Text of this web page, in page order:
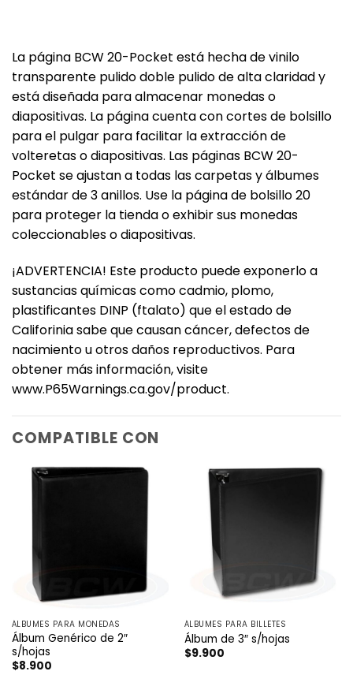
‎La página BCW 20-Pocket está hecha de ‎‎vinilo
transparente pulido doble pulido‎‎ de alta claridad y
está diseñada para almacenar monedas o
diapositivas. La página cuenta con cortes de bolsillo
para el pulgar para facilitar la extracción de
volteretas o diapositivas. Las páginas BCW 20-
Pocket se ajustan a todas ‎ ‎las carpetas y álbumes
estándar de 3 anillos‎‎. Use la página de bolsillo 20
para proteger la tienda o exhibir sus monedas
coleccionables o diapositivas.‎
‎¡ADVERTENCIA! Este producto puede exponerlo a
sustancias químicas como cadmio, plomo,
plastificantes DINP (ftalato) que el estado de
Califorinia sabe que causan cáncer, defectos de
nacimiento u otros daños reproductivos. Para
obtener más información, visite
www.P65Warnings.ca.gov/product.‎
COMPATIBLE CON
ÁLBUMES PARA MONEDAS
Álbum Genérico de 2″
s/hojas
$8.900
ÁLBUMES PARA BILLETES
Álbum de 3″ s/hojas
$9.900